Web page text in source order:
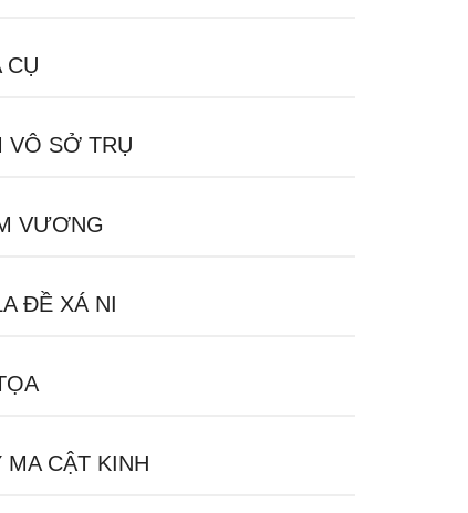
CỤ
VÔ SỞ TRỤ
VƯƠNG
ĐỀ XÁ NI
MA CẬT KINH